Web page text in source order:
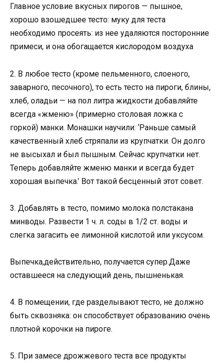
Главное условие вкусных пирогов — пышное,
хорошо взошедшее тесто: муку для теста
необходимо просеять: из нее удаляются посторонние
примеси, и она обогащается кислородом воздуха
2. В любое тесто (кроме пельменного, слоеного,
заварного, песочного), то есть тесто на пироги, блины,
хлеб, оладьи — на пол литра жидкости добавляйте
всегда «жменю» (примерно столовая ложка с
горкой) манки. Монашки научили: ‘Раньше самый
качественный хлеб стряпали из крупчатки. Он долго
не высыхал и был пышным. Сейчас крупчатки нет.
Теперь добавляйте жменю манки и всегда будет
хорошая выпечка.’ Вот такой бесценный этот совет.
3. Добавлять в тесто, помимо молока полстакана
минводы. Развести 1 ч. л. соды в 1/2 ст. воды и
слегка загасить ее лимонной кислотой или уксусом.
Выпечка,действительно, получается супер.Даже
оставшееся на следующий день, пышненькая.
4. В помещении, где разделывают тесто, не должно
быть сквозняка: он способствует образованию очень
плотной корочки на пироге.
5. При замесе дрожжевого теста все продукты